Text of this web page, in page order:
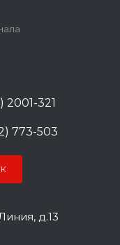
2001-321
773-503
д.13